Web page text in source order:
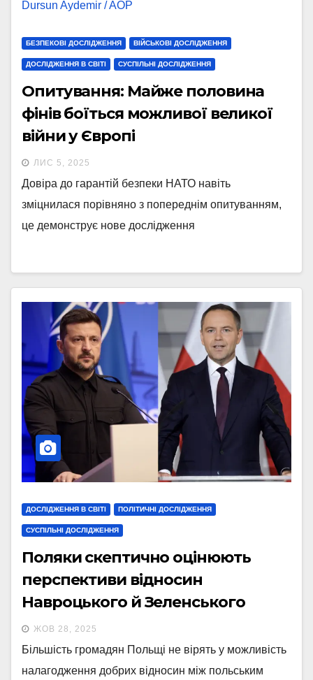
БЕЗПЕКОВІ ДОСЛІДЖЕННЯ ВІЙСЬКОВІ ДОСЛІДЖЕННЯ
ДОСЛІДЖЕННЯ В СВІТІ СУСПІЛЬНІ ДОСЛІДЖЕННЯ
Опитування: Майже половина
фінів боїться можливої великої
війни у Європі
ЛИС 5, 2025
Довіра до гарантій безпеки НАТО навіть
зміцнилася порівняно з попереднім опитуванням,
це демонструє нове дослідження
ДОСЛІДЖЕННЯ В СВІТІ ПОЛІТИЧНІ ДОСЛІДЖЕННЯ
СУСПІЛЬНІ ДОСЛІДЖЕННЯ
Поляки скептично оцінюють
перспективи відносин
Навроцького й Зеленського
ЖОВ 28, 2025
Більшість громадян Польщі не вірять у можливість
налагодження добрих відносин між польським